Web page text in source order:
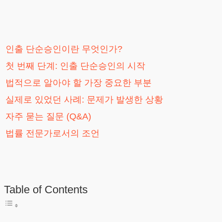
인출 단순승인이란 무엇인가?
첫 번째 단계: 인출 단순승인의 시작
법적으로 알아야 할 가장 중요한 부분
실제로 있었던 사례: 문제가 발생한 상황
자주 묻는 질문 (Q&A)
법률 전문가로서의 조언
Table of Contents